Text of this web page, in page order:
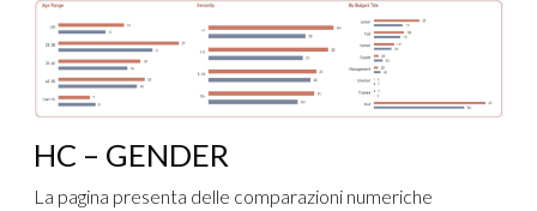
HC – GENDER
La pagina presenta delle comparazioni numeriche